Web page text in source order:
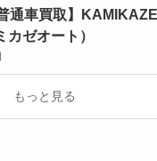
通車買取】KAMIKAZE
ゼオート）
もっと見る